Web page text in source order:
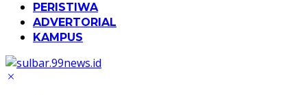
PERISTIWA
ADVERTORIAL
KAMPUS